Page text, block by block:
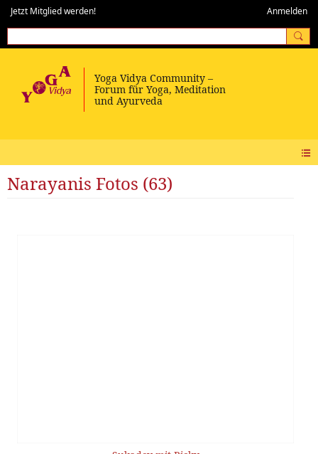
Jetzt Mitglied werden! Anmelden
Narayanis Fotos (63)